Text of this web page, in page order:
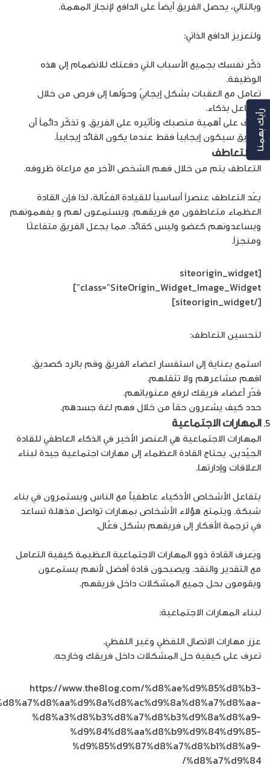
وبالتالي، يحصل الفريق أيضاً على الدافع لإنجاز المهمة.
ولتعزيز الدافع الذاتي:
ذكّر نفسك بجميع الأسباب التي دفعتك للانضمام إلى هذه
الوظيفة.
تعامل مع العقبات بشكل إيجابيّ وحوّلها إلى فرص من خلال
التفاعل بذكاء.
تعرّف على أهمية منصبك وتأثيره على الفريق. و تذكّر دائماً أن
الفريق سيكون إيجابياً فقط عندما يكون القائد إيجابياً.
4. التعاطف
التعاطف يتم من خلال فهم الشخص الآخر مع مراعاة ظروفه.
يعُد التعاطف عنصراً أساسياً للقيادة الفعّالة، لذا فإن القادة
العظماء متعاطفون مع فريقهم. ويستمعون لهم و يفهمونهم
ويساعدونهم كعضو وليس كقائد. مما يجعل الفريق متفاعلًا
ومنجزاً.
[siteorigin_widget
class=”SiteOrigin_Widget_Image_Widget”]
[/siteorigin_widget]
لتحسين التعاطف:
استمع بعناية إلى استفسار اعضاء الفريق وقم بالرد كصديق.
افهم مشاعرهم ولا تثقلهم.
قدّر أعضاء فريقك لرفع معنوياتهم.
حدد كيف يشعرون حقاً من خلال فهم لغة جسدهم.
المهارات الاجتماعية
المهارات الاجتماعية هي العنصر الأخير في الذكاء العاطفي للقادة
الجيّدين. يحتاج القادة العظماء إلى مهارات اجتماعية جيدة لبناء
العلاقات وإدارتها.
يتفاعل الأشخاص الأذكياء عاطفياًّ مع الناس ويستمرون في بناء
شبكة. ويتمتع هؤلاء الأشخاص بمهارات تواصل مذهلة تساعد
في ترجمة الأفكار إلى فريقهم بشكل فعّال.
ويَعرف القادة ذوو المهارات الاجتماعية العظيمة كيفية التعامل
مع التقدير والنقد. ويصبحون قادة أفضل لأنهم يستمعون
ويقومون بحل جميع المشكلات داخل فريقهم.
لبناء المهارات الاجتماعية:
عزز مهارات الاتصال اللفظي وغير اللفظي.
تعرف على كيفية حل المشكلات داخل فريقك وخارجه.
https://www.the8log.com/%d8%ae%d9%85%d8%b3-
%d8%a3%d8%b3%d8%a7%d8%b3%d9%8a%d8%a9-
%d9%84%d8%aa%d8%b9%d9%84%d9%85-
%d9%85%d9%87%d8%a7%d8%b1%d8%a9-
%d8%a7%d9%84/
رأيك بهمنا